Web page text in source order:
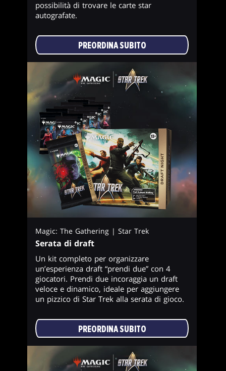
possibilità di trovare le carte star
autografate.
PREORDINA SUBITO
Magic: The Gathering | Star Trek
Serata di draft
Un kit completo per organizzare
un’esperienza draft “prendi due” con 4
giocatori. Prendi due incoraggia un draft
veloce e dinamico, ideale per aggiungere
un pizzico di Star Trek alla serata di gioco.
PREORDINA SUBITO